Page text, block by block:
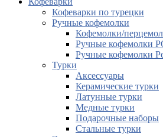
Кофеварки по турецки
Ручные кофемолки
Кофемолки/
Ручные кофемолки
Ручные кофемолки
Турки
Аксессуары
Керамические турки
Латунные турки
Медные турки
Подарочные наборы
Стальные турки